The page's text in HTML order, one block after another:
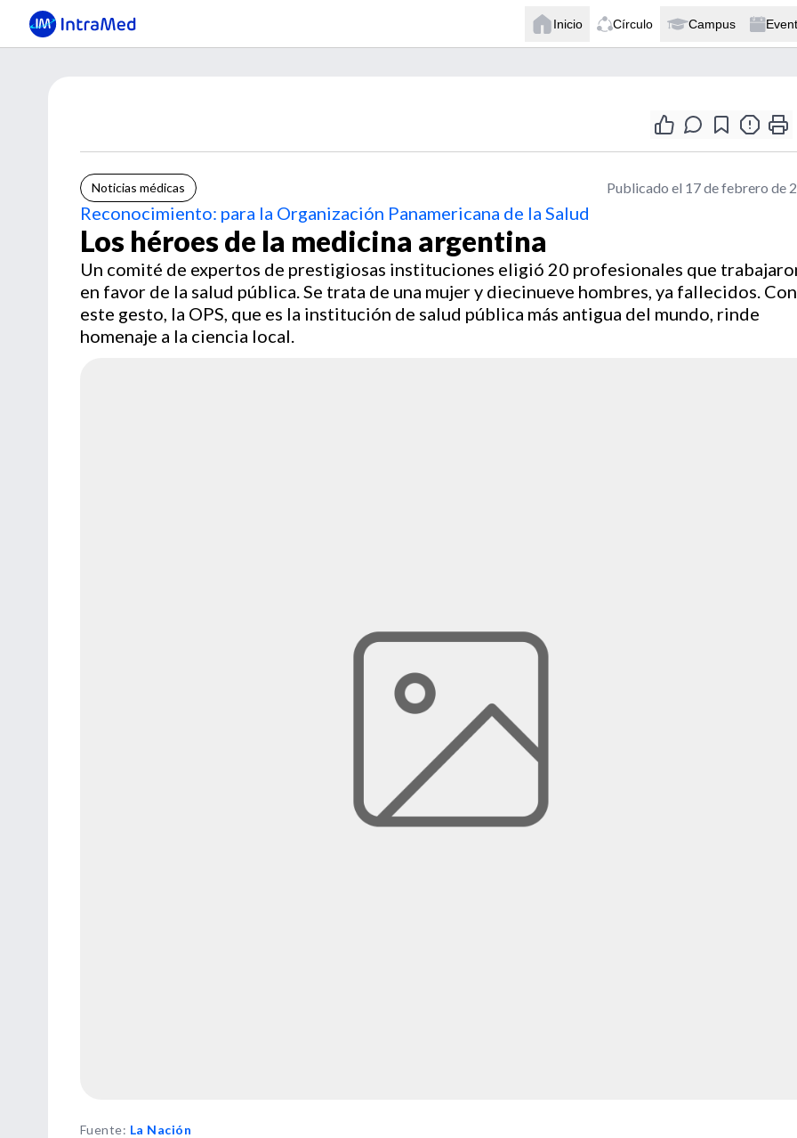
Inicio Círculo Campus
Noticias médicas Publicado el 17 de febrero de
Reconocimiento: para la Organización Panamericana de la Salud
Los héroes de la medicina argentina
Un comité de expertos de prestigiosas instituciones eligió 20 profesionales que
en favor de la salud pública. Se trata de una mujer y diecinueve hombres, ya fallecidos. Con
este gesto, la OPS, que es la institución de salud pública más antigua del mundo, rinde
homenaje a la ciencia local.
Fuente: La Nación